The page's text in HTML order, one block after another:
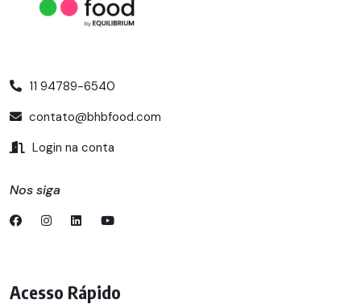
11 94789-6540
contato@bhbfood.com
Login na conta
Nos siga
Acesso Rápido